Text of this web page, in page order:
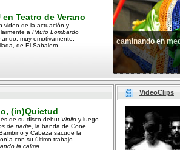
en Teatro de Verano
video de la actuación y
a Pitufo Lombardo
muy emotivamente,
de El Sabalero...
caminando en
(in)Quietud
de su disco debut Vinilo y luego
de nadie , la banda de Cone,
y Cabeza sacude la
con su último trabajo
la calma
VideoClips